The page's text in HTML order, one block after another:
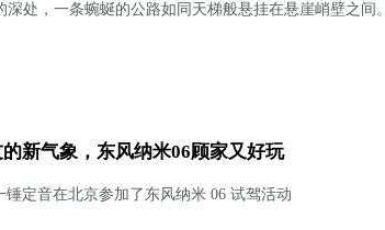
处，一条蜿蜒的公路如同天梯般悬挂在悬崖峭壁之间。
新气象，东风纳米06顾家又好玩
锤定音在北京参加了东风纳米 06 试驾活动